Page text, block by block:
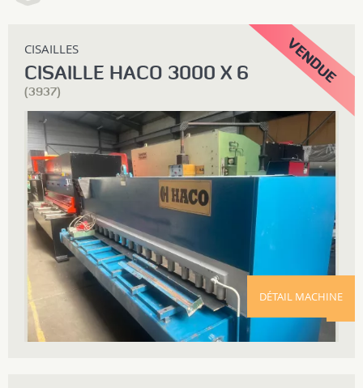
CISAILLES
CISAILLE HACO 3000 X 6
(3937)
DÉTAIL MACHINE